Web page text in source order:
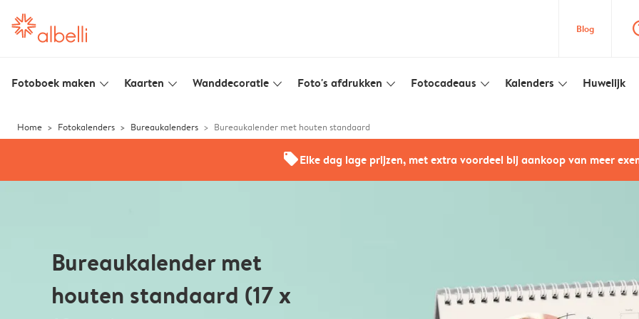
Blog
Fotoboek maken slim_arrow_down Kaarten slim_arrow_down Wanddecoratie slim_arrow_down Foto's afdrukken slim_arrow_down Fotocadeaus slim_arrow_down Kalenders slim_arrow_down Huwelijk
Home Fotokalenders Bureaukalenders Bureaukalender met houten standaard
offersElke dag lage prijzen, met extra voordeel bij aankoop van meer
Bureaukalender met
houten standaard (17 x